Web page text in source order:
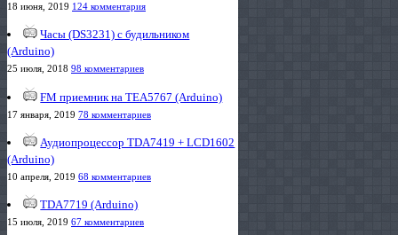
18 июня, 2019 124 комментария
Часы (DS3231) с будильником
(Arduino)
25 июля, 2018 98 комментариев
FM приемник на TEA5767 (Arduino)
17 января, 2019 78 комментариев
Аудиопроцессор TDA7419 + LCD1602
(Arduino)
10 апреля, 2019 68 комментариев
TDA7719 (Arduino)
15 июля, 2019 67 комментариев